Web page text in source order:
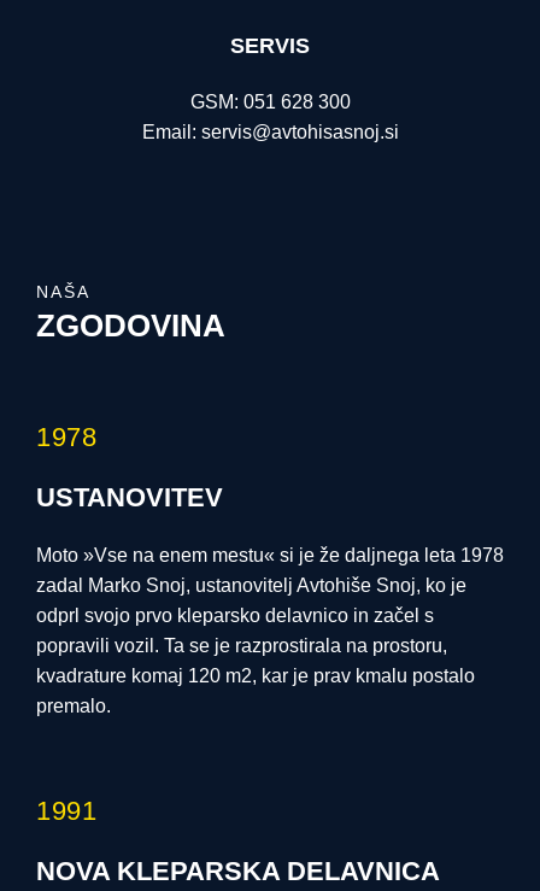
SERVIS
GSM: 051 628 300
Email: servis@avtohisasnoj.si
NAŠA
ZGODOVINA
1978
USTANOVITEV
Moto »Vse na enem mestu« si je že daljnega leta 1978
zadal Marko Snoj, ustanovitelj Avtohiše Snoj, ko je
odprl svojo prvo kleparsko delavnico in začel s
popravili vozil. Ta se je razprostirala na prostoru,
kvadrature komaj 120 m2, kar je prav kmalu postalo
premalo.
1991
NOVA KLEPARSKA DELAVNICA